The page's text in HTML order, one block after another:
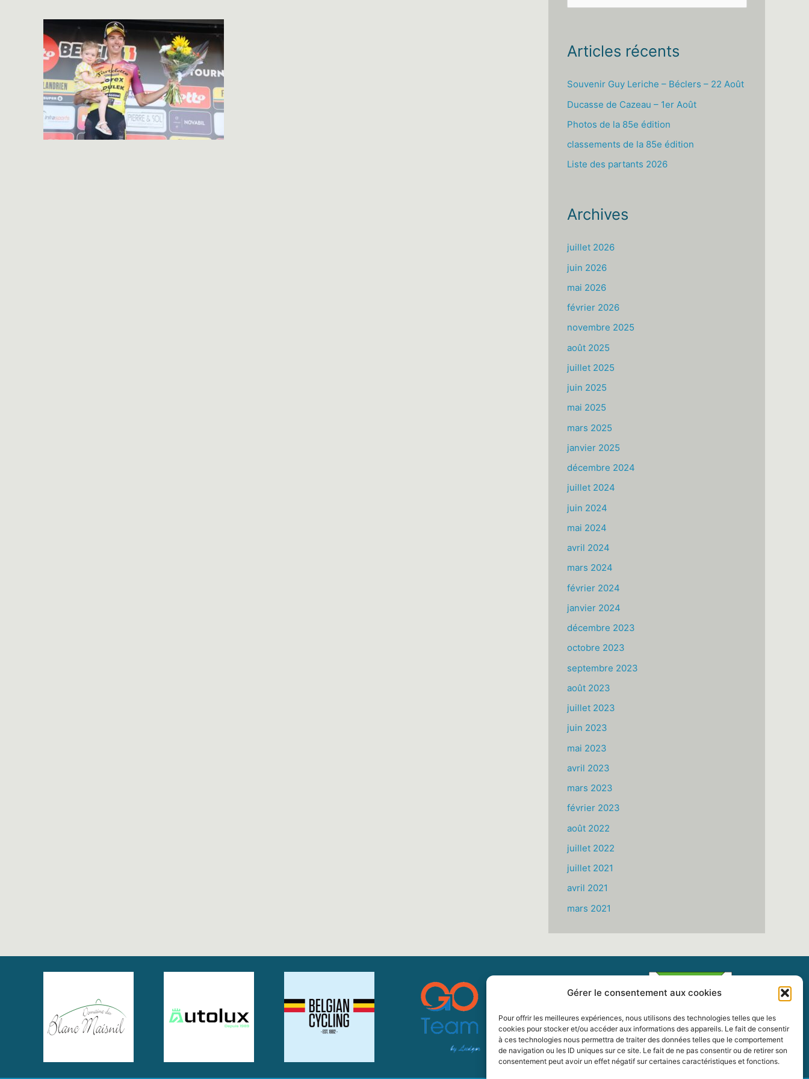
Gérer le consentement aux cookies
Pour offrir les meilleures expériences, nous utilisons des technologies telles que les
cookies pour stocker et/ou accéder aux informations des appareils. Le fait de consentir
à ces technologies nous permettra de traiter des données telles que le comportement
de navigation ou les ID uniques sur ce site. Le fait de ne pas consentir ou de retirer son
consentement peut avoir un effet négatif sur certaines caractéristiques et fonctions.
e
h
e
r
Articles récents
Souvenir Guy Leriche – Béclers – 22 Août
Ducasse de Cazeau – 1er Août
Photos de la 85e édition
classements de la 85e édition
Liste des partants 2026
Archives
juillet 2026
juin 2026
mai 2026
février 2026
novembre 2025
août 2025
juillet 2025
juin 2025
mai 2025
mars 2025
janvier 2025
décembre 2024
juillet 2024
juin 2024
mai 2024
avril 2024
mars 2024
février 2024
janvier 2024
décembre 2023
octobre 2023
septembre 2023
août 2023
juillet 2023
juin 2023
mai 2023
avril 2023
mars 2023
février 2023
août 2022
juillet 2022
juillet 2021
avril 2021
mars 2021